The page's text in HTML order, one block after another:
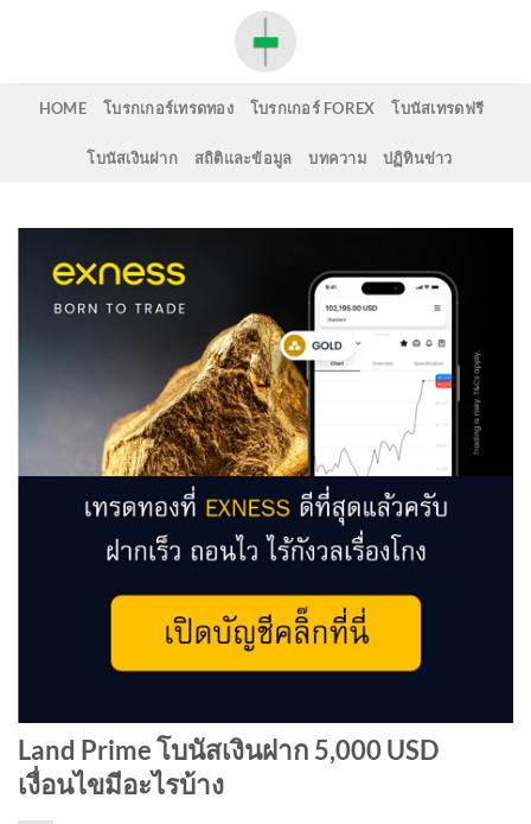
HOME โบรกเกอร์เทรดทอง โบรกเกอร์ FOREX โบนัสเทรดฟรี
โบนัสเงินฝาก สถิติและข้อมูล บทความ ปฏิทินข่าว
Land Prime โบนัสเงินฝาก 5,000 USD
เงื่อนไขมีอะไรบ้าง